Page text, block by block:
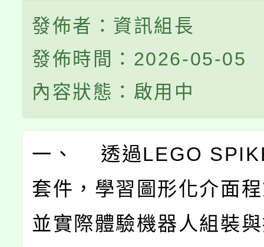
發佈者：資訊組長
發佈時間：2026-05-05
內容狀態：啟用中
一、 透過LEGO
套件，學習圖形化介面
並實際體驗機器人組裝